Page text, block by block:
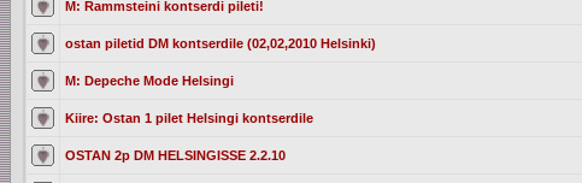
M: Rammsteini kontserdi pileti!
ostan piletid DM kontserdile (02,02,2010 Helsinki)
M: Depeche Mode Helsingi
Kiire: Ostan 1 pilet Helsingi kontserdile
OSTAN 2p DM HELSINGISSE 2.2.10